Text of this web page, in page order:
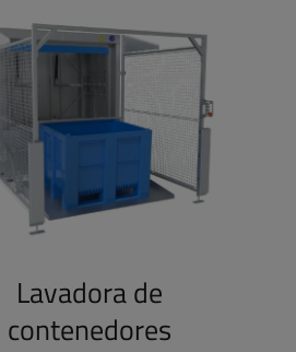
Lavadora de
contenedores